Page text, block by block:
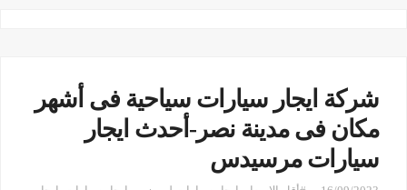
شركة ايجار سيارات سياحية فى أشهر
مكان فى مدينة نصر-أحدث ايجار
سيارات مرسيدس